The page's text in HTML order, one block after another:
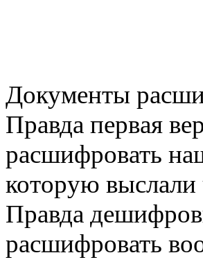
Документы
Правда первая
расшифровать
которую выслали
Правда
расшифровать